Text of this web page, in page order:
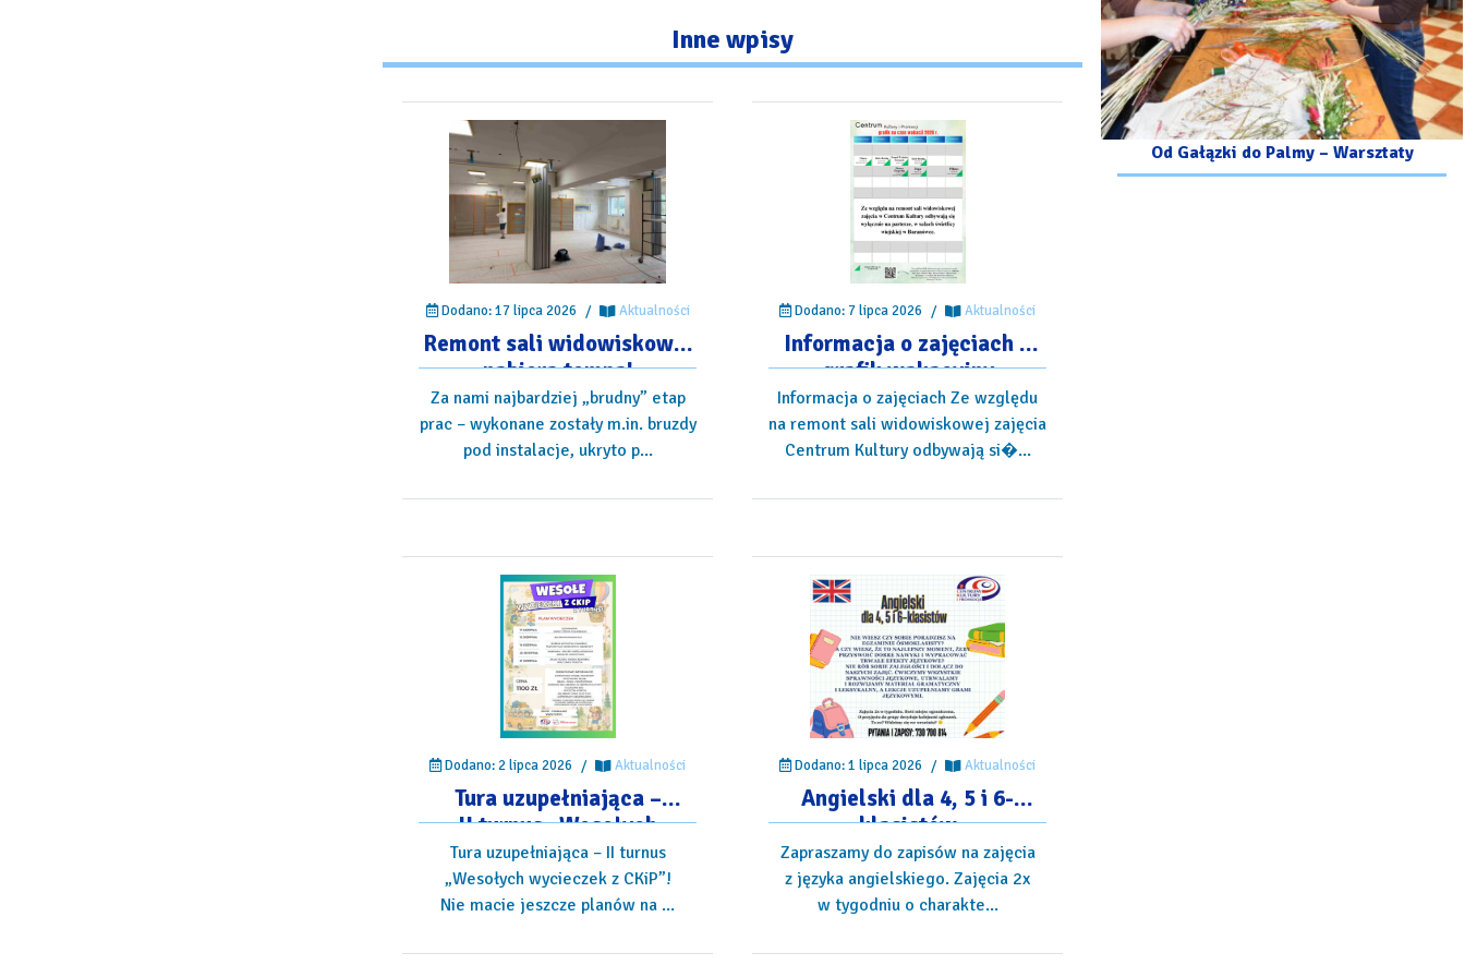
Inne wpisy
Dodano: 17 lipca 2026 / Aktualności
Remont sali widowiskowej
nabiera tempa!
Za nami najbardziej „brudny” etap
prac – wykonane zostały m.in. bruzdy
pod instalacje, ukryto p...
Dodano: 7 lipca 2026 / Aktualności
Informacja o zajęciach –
grafik wakacyjny
Informacja o zajęciach Ze względu
na remont sali widowiskowej zajęcia
Centrum Kultury odbywają si�...
Dodano: 2 lipca 2026 / Aktualności
Tura uzupełniająca –
II turnus „Wesołych
wycieczek z CKiP”!
Tura uzupełniająca – II turnus
„Wesołych wycieczek z CKiP”!
Nie macie jeszcze planów na ...
Dodano: 1 lipca 2026 / Aktualności
Angielski dla 4, 5 i 6-
klasistów
Zapraszamy do zapisów na zajęcia
z języka angielskiego. Zajęcia 2x
w tygodniu o charakte...
Od Gałązki do Palmy – Warsztaty